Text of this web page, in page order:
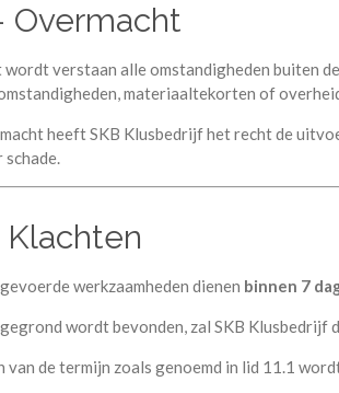
Overmacht
verstaan alle omstandigheden buiten
materiaaltekorten of
heeft SKB Klusbedrijf het recht de
Klachten
werkzaamheden dienen binnen 7
wordt bevonden, zal SKB
de termijn zoals genoemd in lid 11.1